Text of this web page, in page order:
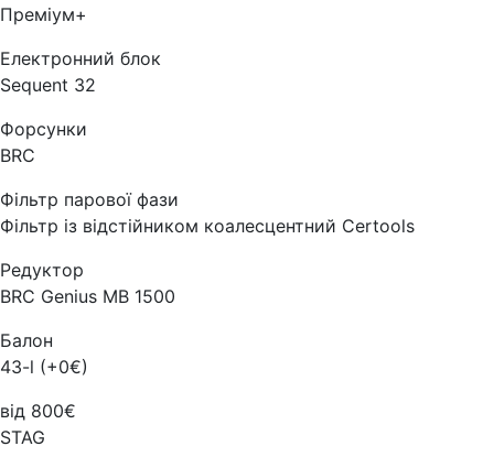
Преміум+
Електронний блок
Sequent 32
Форсунки
BRC
Фільтр парової фази
Фільтр із відстійником коалесцентний Certools
Редуктор
BRC Genius MB 1500
Балон
43-l (+0€)
від 800€
STAG